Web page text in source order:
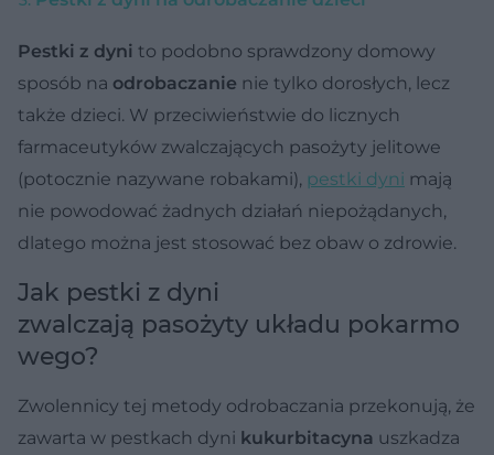
Pestki z dyni to podobno sprawdzony domowy
sposób na odrobaczanie nie tylko dorosłych, lecz
także dzieci. W przeciwieństwie do licznych
farmaceutyków zwalczających pasożyty jelitowe
(potocznie nazywane robakami), pestki dyni mają
nie powodować żadnych działań niepożądanych,
dlatego można jest stosować bez obaw o zdrowie.
Jak pestki z dyni
zwalczają pasożyty układu pokarmo
wego?
Zwolennicy tej metody odrobaczania przekonują, że
zawarta w pestkach dyni kukurbitacyna uszkadza